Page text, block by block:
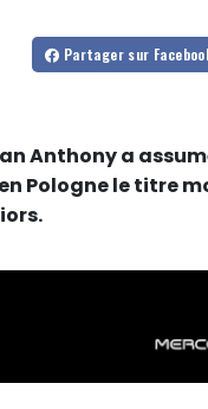
Partager sur
Anthony a
Pologne le titre